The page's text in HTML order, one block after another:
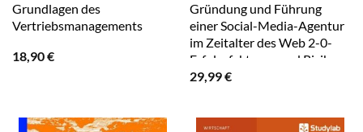
Grundlagen des
Vertriebsmanagements
18,90€
Gründung und Führung
einer Social-Media-Agentur
im Zeitalter des Web 2-0-
Erfolgsfaktoren und Risiken
29,99€